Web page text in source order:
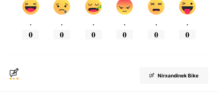
.
0
.
0
.
0
.
0
.
0
.
0
Nirxandinek Bike